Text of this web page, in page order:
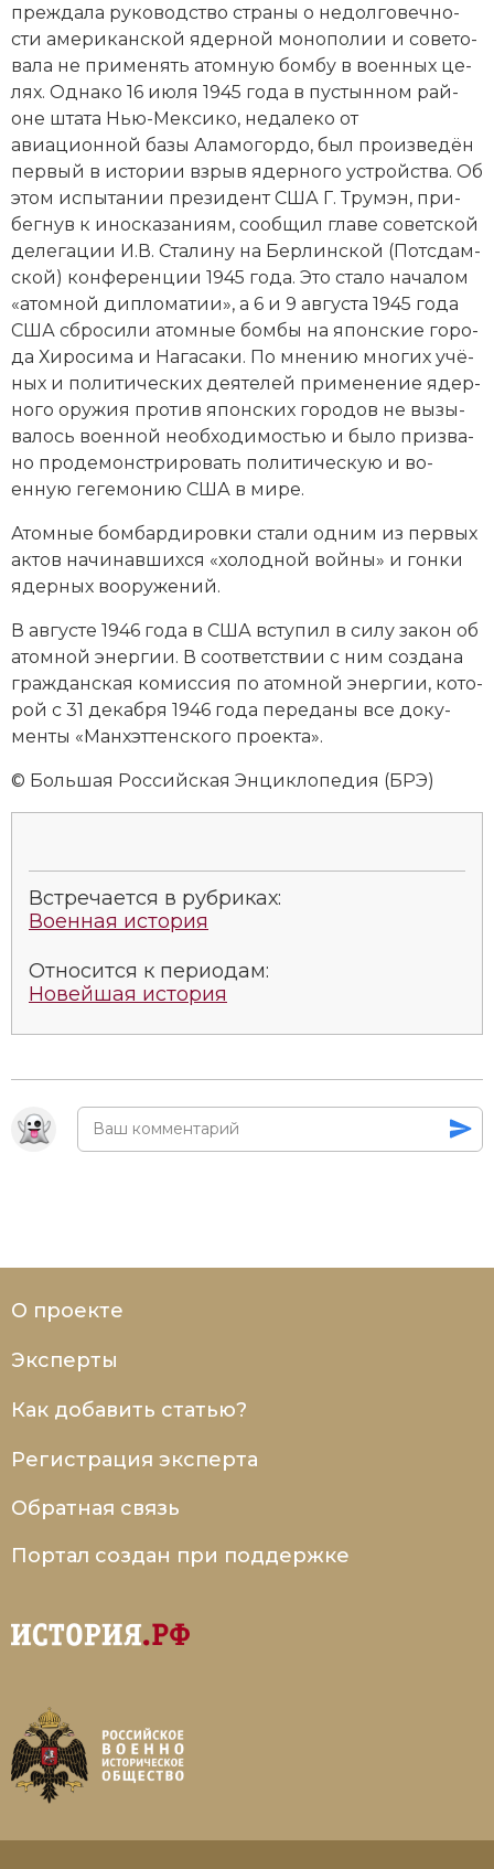
пре­ж­да­ла ру­ко­во­дство стра­ны о не­дол­го­веч­но­
сти американской ядер­ной мо­но­по­лии и со­ве­то­
ва­ла не при­ме­нять атом­ную бом­бу в во­енных це­
лях. Од­на­ко 16 июля 1945 года в пус­тын­ном рай­
оне шта­та Нью-Мек­си­ко, не­да­ле­ко от
авиационной ба­зы Ала­мо­гор­до, был про­из­ве­дён
пер­вый в ис­то­рии взрыв ядер­но­го уст­рой­ст­ва. Об
этом ис­пы­та­нии пре­зи­дент США Г. Тру­мэн, при­
бег­нув к ино­ска­за­ни­ям, со­об­щил гла­ве советской
де­ле­га­ции И.В. Ста­ли­ну на Бер­лин­ской (Пот­сдам­
ской) кон­фе­рен­ции 1945 года. Это ста­ло на­ча­лом
«атом­ной ди­пло­ма­тии», а 6 и 9 августа 1945 года
США сбро­си­ли атом­ные бом­бы на японские го­ро­
да Хи­ро­си­ма и На­га­са­ки. По мне­нию многих учё­
ных и по­ли­тических дея­те­лей при­ме­не­ние ядер­
но­го ору­жия про­тив японских го­ро­дов не вы­зы­
ва­лось во­енной не­об­хо­ди­мо­стью и бы­ло при­зва­
но про­де­мон­ст­ри­ро­вать по­ли­тическую и во­
енную ге­ге­мо­нию США в ми­ре.
Атом­ные бом­бар­ди­ров­ки ста­ли од­ним из пер­вых
ак­тов на­чи­нав­ших­ся «хо­лод­ной вой­ны» и гон­ки
ядер­ных воо­ру­же­ний.
В августе 1946 года в США всту­пил в си­лу за­кон об
атом­ной энер­гии. В со­от­вет­ст­вии с ним соз­да­на
гражданская ко­мис­сия по атом­ной энер­гии, ко­то­
рой с 31 декабря 1946 года пе­ре­да­ны все до­ку­
мен­ты «Ман­хэт­тен­ско­го про­ек­та».
© Большая Российская Энциклопедия (БРЭ)
Встречается в рубриках:
Военная история
Относится к периодам:
Новейшая история
О проекте
Эксперты
Как добавить статью?
Регистрация эксперта
Обратная связь
Портал создан при поддержке